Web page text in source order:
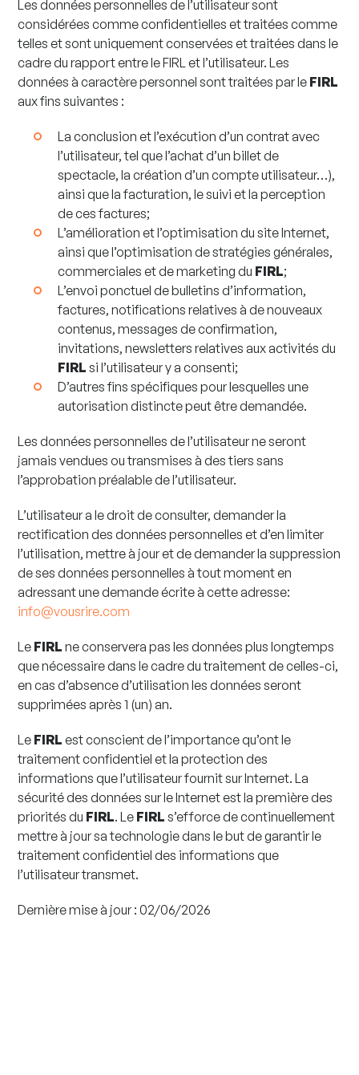
Les données personnelles de l’utilisateur sont
considérées comme confidentielles et traitées comme
telles et sont uniquement conservées et traitées dans le
cadre du rapport entre le FIRL et l’utilisateur. Les
données à caractère personnel sont traitées par le FIRL
aux fins suivantes :
La conclusion et l’exécution d’un contrat avec
l’utilisateur, tel que l’achat d’un billet de
spectacle, la création d’un compte utilisateur…),
ainsi que la facturation, le suivi et la perception
de ces factures;
L’amélioration et l’optimisation du site Internet,
ainsi que l’optimisation de stratégies générales,
commerciales et de marketing du FIRL;
L’envoi ponctuel de bulletins d’information,
factures, notifications relatives à de nouveaux
contenus, messages de confirmation,
invitations, newsletters relatives aux activités du
FIRL si l’utilisateur y a consenti;
D’autres fins spécifiques pour lesquelles une
autorisation distincte peut être demandée.
Les données personnelles de l’utilisateur ne seront
jamais vendues ou transmises à des tiers sans
l’approbation préalable de l’utilisateur.
L’utilisateur a le droit de consulter, demander la
rectification des données personnelles et d’en limiter
l’utilisation, mettre à jour et de demander la suppression
de ses données personnelles à tout moment en
adressant une demande écrite à cette adresse:
info@vousrire.com
Le FIRL ne conservera pas les données plus longtemps
que nécessaire dans le cadre du traitement de celles-ci,
en cas d’absence d’utilisation les données seront
supprimées après 1 (un) an.
Le FIRL est conscient de l’importance qu’ont le
traitement confidentiel et la protection des
informations que l’utilisateur fournit sur Internet. La
sécurité des données sur le Internet est la première des
priorités du FIRL. Le FIRL s’efforce de continuellement
mettre à jour sa technologie dans le but de garantir le
traitement confidentiel des informations que
l’utilisateur transmet.
Dernière mise à jour : 02/06/2026